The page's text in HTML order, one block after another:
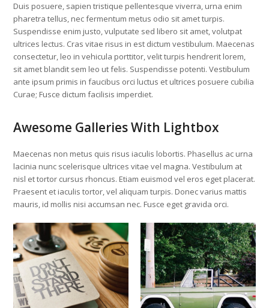
Duis posuere, sapien tristique pellentesque viverra, urna enim
pharetra tellus, nec fermentum metus odio sit amet turpis.
Suspendisse enim justo, vulputate sed libero sit amet, volutpat
ultrices lectus. Cras vitae risus in est dictum vestibulum. Maecenas
consectetur, leo in vehicula porttitor, velit turpis hendrerit lorem,
sit amet blandit sem leo ut felis. Suspendisse potenti. Vestibulum
ante ipsum primis in faucibus orci luctus et ultrices posuere cubilia
Curae; Fusce dictum facilisis imperdiet.
Awesome Galleries With Lightbox
Maecenas non metus quis risus iaculis lobortis. Phasellus ac urna
lacinia nunc scelerisque ultrices vitae vel magna. Vestibulum at
nisl et tortor cursus rhoncus. Etiam euismod vel eros eget placerat.
Praesent et iaculis tortor, vel aliquam turpis. Donec varius mattis
mauris, id mollis nisi accumsan nec. Fusce eget gravida orci.